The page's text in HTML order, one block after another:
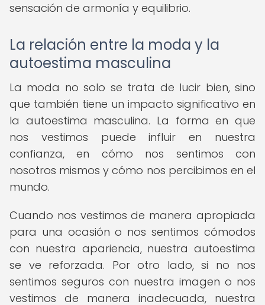
sensación de armonía y equilibrio.
La relación entre la moda y la
autoestima masculina
La moda no solo se trata de lucir bien, sino
que también tiene un impacto significativo en
la autoestima masculina. La forma en que
nos vestimos puede influir en nuestra
confianza, en cómo nos sentimos con
nosotros mismos y cómo nos percibimos en el
mundo.
Cuando nos vestimos de manera apropiada
para una ocasión o nos sentimos cómodos
con nuestra apariencia, nuestra autoestima
se ve reforzada. Por otro lado, si no nos
sentimos seguros con nuestra imagen o nos
vestimos de manera inadecuada, nuestra